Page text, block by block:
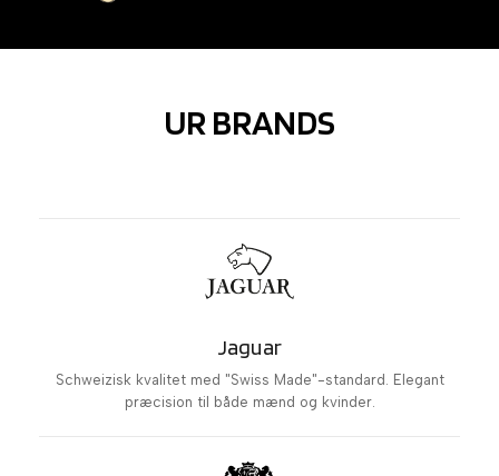
UR BRANDS
Jaguar
Schweizisk kvalitet med "Swiss Made"-standard. Elegant
præcision til både mænd og kvinder.